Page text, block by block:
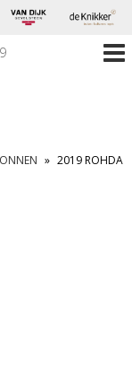
» 2019 ROHDA